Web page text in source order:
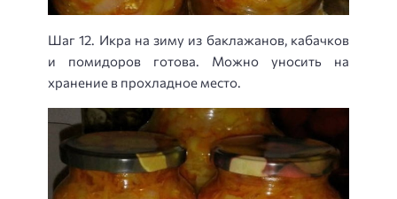
Шаг 12. Икра на зиму из баклажанов, кабачков
и помидоров готова. Можно уносить на
хранение в прохладное место.